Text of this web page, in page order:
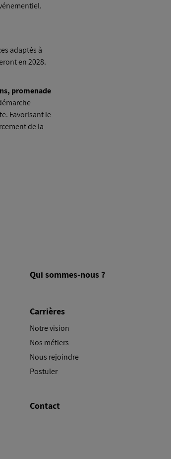
adaptés à
en 2028.
promenade
Favorisant le
de la
Qui sommes-nous ?
Carrières
Notre vision
Nos métiers
Nous rejoindre
Postuler
Contact